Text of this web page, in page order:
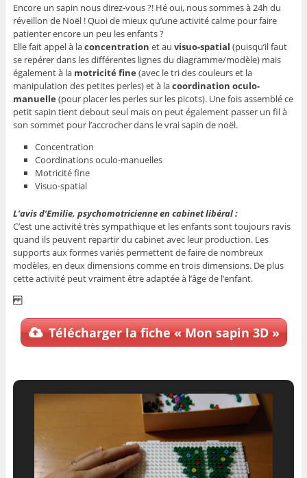
Encore un sapin nous direz-vous ?! Hé oui, nous sommes à 24h du
réveillon de Noël ! Quoi de mieux qu’une activité calme pour faire
patienter encore un peu les enfants ?
Elle fait appel à laconcentration et au visuo-spatial (puisqu’il faut
se repérer dans les différentes lignes du diagramme/modèle) mais
également à la motricité fine (avec le tri des couleurs et la
manipulation des petites perles) et à lacoordination oculo-
manuelle (pour placer les perles sur les picots). Une fois assemblé ce
petit sapin tient debout seul mais on peut également passer un fil à
son sommet pour l’accrocher dans le vrai sapin de noël.
Concentration
Coordinations oculo-manuelles
Motricité fine
Visuo-spatial
L’avis d’Emilie, psychomotricienne en cabinet libéral :
C’est une activité très sympathique et les enfants sont toujours ravis
quand ils peuvent repartir du cabinet avec leur production. Les
supports aux formes variés permettent de faire de nombreux
modèles, en deux dimensions comme en trois dimensions. De plus
cette activité peut vraiment être adaptée à l’âge de l’enfant.
Télécharger la fiche « Mon sapin 3D »